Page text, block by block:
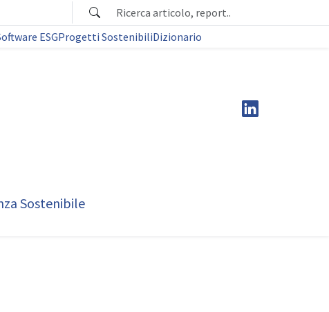
ESGProgetti SostenibiliDizionario
Sostenibile